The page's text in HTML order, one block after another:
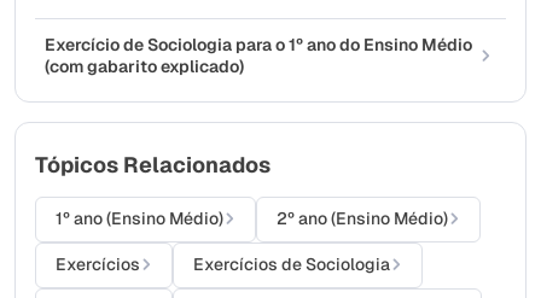
Exercício de Sociologia para o 1º ano do Ensino Médio
(com gabarito explicado)
Tópicos Relacionados
1º ano (Ensino Médio) 2º ano (Ensino Médio)
Exercícios Exercícios de Sociologia